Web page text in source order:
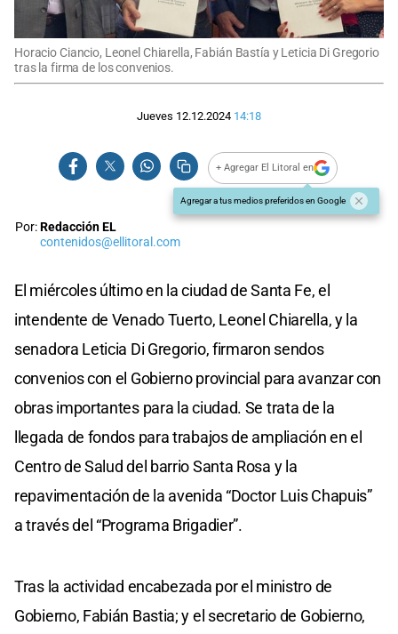
Horacio Ciancio, Leonel Chiarella, Fabián Bastía y Leticia Di Gregorio
tras la firma de los convenios.
Jueves 12.12.2024 14:18
+ Agregar El Litoral en
Agregar a tus medios preferidos en Google
Por:Redacción EL
contenidos@ellitoral.com
El miércoles último en la ciudad de Santa Fe, el
intendente de Venado Tuerto, Leonel Chiarella, y la
senadora Leticia Di Gregorio, firmaron sendos
convenios con el Gobierno provincial para avanzar con
obras importantes para la ciudad. Se trata de la
llegada de fondos para trabajos de ampliación en el
Centro de Salud del barrio Santa Rosa y la
repavimentación de la avenida “Doctor Luis Chapuis”
a través del “Programa Brigadier”.
Tras la actividad encabezada por el ministro de
Gobierno, Fabián Bastia; y el secretario de Gobierno,